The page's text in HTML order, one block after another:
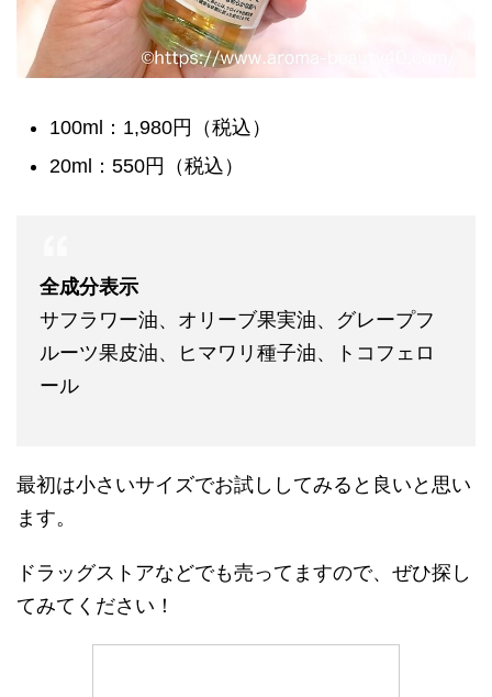
100ml：1,980円（税込）
20ml：550円（税込）
全成分表示
サフラワー油、オリーブ果実油、グレープフ
ルーツ果皮油、ヒマワリ種子油、トコフェロ
ール
最初は小さいサイズでお試ししてみると良いと思い
ます。
ドラッグストアなどでも売ってますので、ぜひ探し
てみてください！